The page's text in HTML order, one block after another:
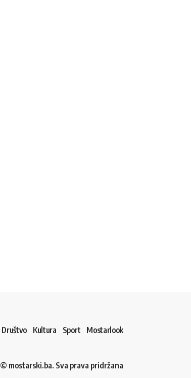
Društvo Kultura Sport Mostarlook
© mostarski.ba. Sva prava pridržana